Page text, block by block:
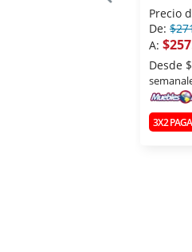
Precio
De:
A:
Desde
3X2